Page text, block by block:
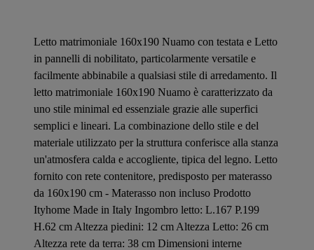
Letto matrimoniale 160x190 Nuamo con testata e Letto
in pannelli di nobilitato, particolarmente versatile e
facilmente abbinabile a qualsiasi stile di arredamento. Il
letto matrimoniale 160x190 Nuamo è caratterizzato da
uno stile minimal ed essenziale grazie alle superfici
semplici e lineari. La combinazione dello stile e del
materiale utilizzato per la struttura conferisce alla stanza
un'atmosfera calda e accogliente, tipica del legno. Letto
fornito con rete contenitore, predisposto per materasso
da 160x190 cm - Materasso non incluso Prodotto
Ityhome Made in Italy Ingombro letto: L.167 P.199
H.62 cm Altezza piedini: 12 cm Altezza Letto: 26 cm
Altezza rete da terra: 38 cm Dimensioni interne